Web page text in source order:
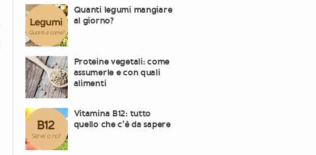
Quanti legumi mangiare
al giorno?
Proteine vegetali: come
assumerle e con quali
alimenti
Vitamina B12: tutto
quello che c’è da sapere